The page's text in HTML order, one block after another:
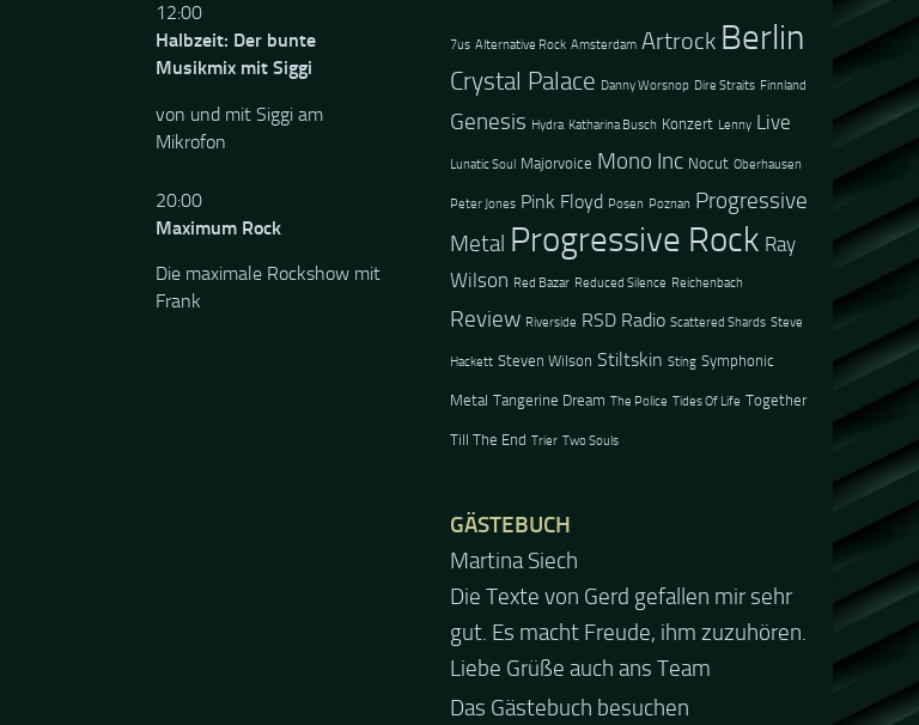
7us Alternative Rock Amsterdam Artrock Berlin
Crystal Palace Danny Worsnop Dire Straits Finnland
Genesis Hydra Katharina Busch Konzert Lenny Live
Lunatic Soul Majorvoice Mono Inc Nocut Oberhausen
Peter Jones Pink Floyd Posen Poznan Progressive
Metal Progressive Rock Ray
Wilson Red Bazar Reduced Silence Reichenbach
Review Riverside RSD Radio Scattered Shards Steve
Hackett Steven Wilson Stiltskin Sting Symphonic
Metal Tangerine Dream The Police Tides Of Life Together
Till The End Trier Two Souls
GÄSTEBUCH
Martina Siech
Die Texte von Gerd gefallen mir sehr
gut. Es macht Freude, ihm zuzuhören.
Liebe Grüße auch ans Team
Jacel
Guten Abend und auch von uns
nochmals besten Dank für die tolle
Mucke zur Party! Der aktuelle Live
Stream ist eine schöne
12:00
Halbzeit: Der bunte
Musikmix mit Siggi
von und mit Siggi am
Mikrofon
20:00
Maximum Rock
Die maximale Rockshow mit
Frank